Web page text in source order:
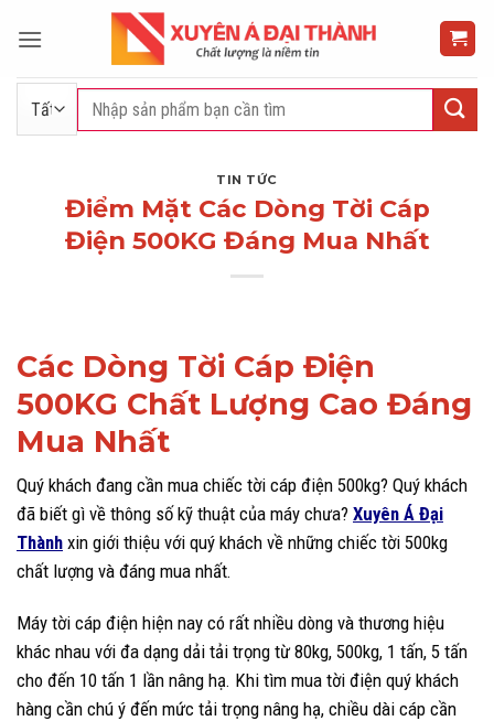
qua
Tìm
TIN TỨC
Điểm Mặt Các Dòng Tời Cáp
Điện 500KG Đáng Mua Nhất
Các Dòng Tời Cáp Điện
500KG Chất Lượng Cao Đáng
Mua Nhất
Quý khách đang cần mua chiếc tời cáp điện 500kg? Quý khách
đã biết gì về thông số kỹ thuật của máy chưa? Xuyên Á Đại
Thành xin giới thiệu với quý khách về những chiếc tời 500kg
chất lượng và đáng mua nhất.
Máy tời cáp điện hiện nay có rất nhiều dòng và thương hiệu
khác nhau với đa dạng dải tải trọng từ 80kg, 500kg, 1 tấn, 5 tấn
cho đến 10 tấn 1 lần nâng hạ. Khi tìm mua tời điện quý khách
hàng cần chú ý đến mức tải trọng nâng hạ, chiều dài cáp cần